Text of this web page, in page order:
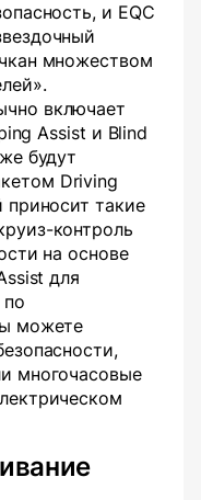
и EQC
множеством
включает
Assist и Blind
будут
Driving
приносит такие
контроль
на основе
для
можете
многочасовые